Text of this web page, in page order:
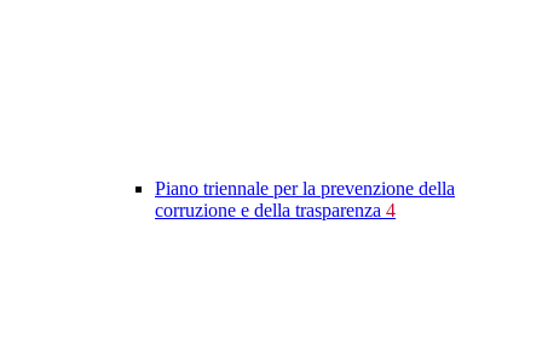
Piano triennale per la prevenzione della
corruzione e della trasparenza 4